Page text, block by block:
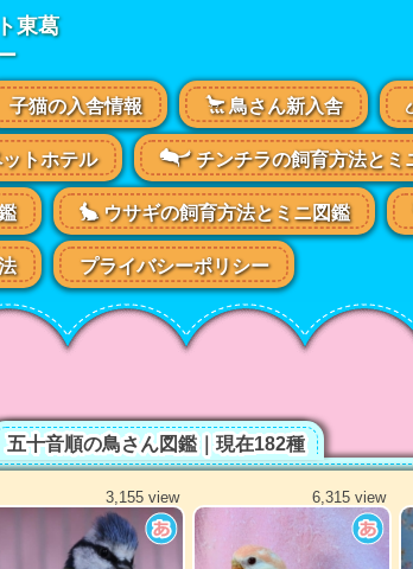
東葛
子猫の入舎情報 鳥さん新入舎
トホテル チンチラの飼育方法とミ
ウサギの飼育方法とミニ図鑑
プライバシーポリシー
五十音順の鳥さん図鑑｜現在182種
3,155 view 6,315 view